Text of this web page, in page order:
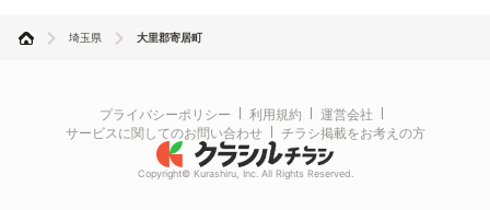
埼玉県 大里郡寄居町
プライバシーポリシー 利用規約
運営会社
サービスに関してのお問い合わせ
チラシ掲載をお考えの方
Copyright© Kurashiru, Inc. All Rights Reserved.